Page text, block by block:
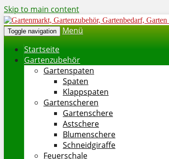
Skip to main content
Toggle navigation
Menü
Startseite
Gartenzubehör
Gartenspaten
Spaten
Klappspaten
Gartenscheren
Gartenschere
Astschere
Blumenschere
Schneidgiraffe
Feuerschale